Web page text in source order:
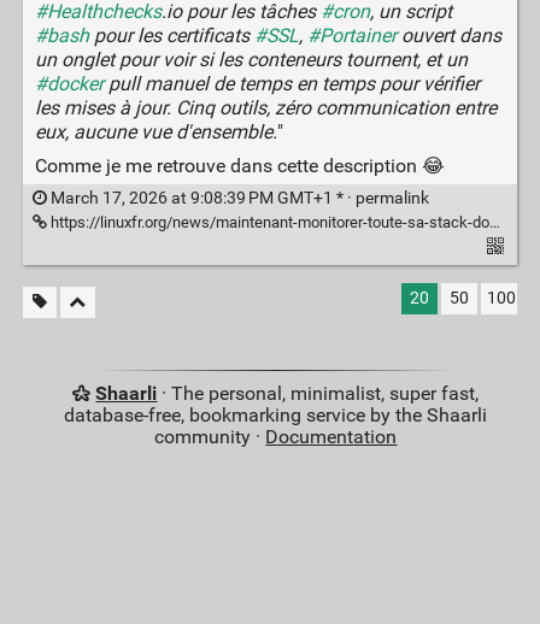
#Healthchecks.io pour les tâches #cron, un script
#bashpour les certificats #SSL, #Portainerouvert dans
un onglet pour voir si les conteneurs tournent, et un
#dockerpull manuel de temps en temps pour vérifier
les mises à jour. Cinq outils, zéro communication entre
eux, aucune vue d'ensemble."
Comme je me retrouve dans cette description 😂
March 17, 2026 at 9:08:39 PM GMT+1 * · permalink
https://linuxfr.org/news/maintenant-monitorer-toute-sa-stack-docker-depuis-un-seul-conteneur
20 50 100
Shaarli · The personal, minimalist, super fast,
database-free, bookmarking service by the Shaarli
community · Documentation